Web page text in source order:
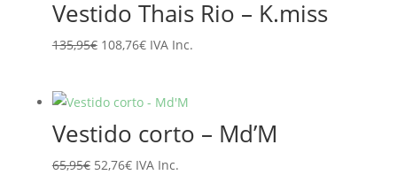
129,90€.
103,92€.
Vestido Thais Rio – K.miss
135,95€ El
era:
135,95€.
108,76€El
es:
108,76€.
IVA Inc.
Vestido corto – Md’M
65,95€ El
52,76€ElIVA Inc.